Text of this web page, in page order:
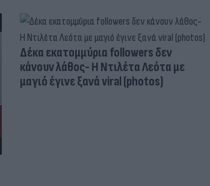
Δέκα εκατομμύρια followers δεν
κάνουν λάθος- Η Ντιλέτα Λεότα με
μαγιό έγινε ξανά viral (photos)